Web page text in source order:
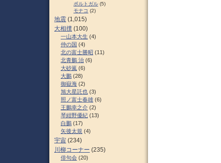
ポルトガル (5)
モナコ (2)
地震 (1,015)
大相撲 (100)
一山本大生 (4)
仲の国 (4)
北の富士勝昭 (11)
北青鵬 治 (6)
大砂嵐 (6)
大鵬 (28)
御嶽海 (2)
旭大星託也 (3)
照ノ富士春雄 (6)
王鵬幸之介 (2)
琴紺野優紀 (13)
白鵬 (17)
矢後太規 (4)
宇宙 (234)
川柳コーナー (235)
俳句会 (20)